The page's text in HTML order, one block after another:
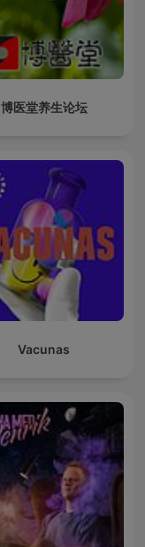
博医堂养生论坛
Vacunas